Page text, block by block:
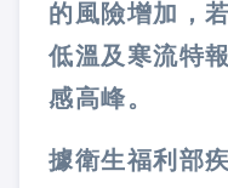
的風險增加，
低溫及寒流特
感高峰。
據衛生福利部